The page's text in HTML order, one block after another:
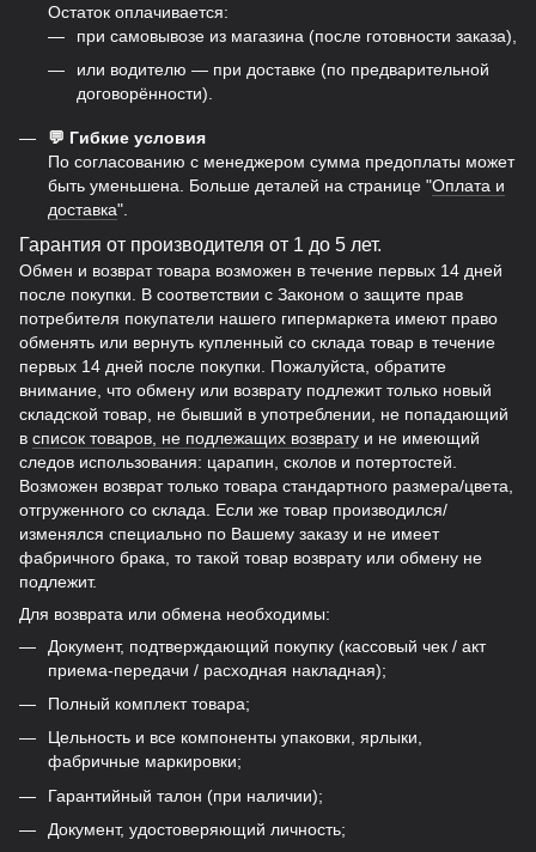
Остаток оплачивается:
при самовывозе из магазина (после готовности заказа),
или водителю — при доставке (по предварительной
договорённости).
💬 Гибкие условия
По согласованию с менеджером сумма предоплаты может
быть уменьшена. Больше деталей на странице "Оплата и
доставка".
Гарантия от производителя от 1 до 5 лет.
Обмен и возврат товара возможен в течение первых 14 дней
после покупки. В соответствии с Законом о защите прав
потребителя покупатели нашего гипермаркета имеют право
обменять или вернуть купленный со склада товар в течение
первых 14 дней после покупки. Пожалуйста, обратите
внимание, что обмену или возврату подлежит только новый
складской товар, не бывший в употреблении, не попадающий
в список товаров, не подлежащих возврату и не имеющий
следов использования: царапин, сколов и потертостей.
Возможен возврат только товара стандартного размера/цвета,
отгруженного со склада. Если же товар производился/
изменялся специально по Вашему заказу и не имеет
фабричного брака, то такой товар возврату или обмену не
подлежит.
Для возврата или обмена необходимы:
Документ, подтверждающий покупку (кассовый чек / акт
приема-передачи / расходная накладная);
Полный комплект товара;
Цельность и все компоненты упаковки, ярлыки,
фабричные маркировки;
Гарантийный талон (при наличии);
Документ, удостоверяющий личность;